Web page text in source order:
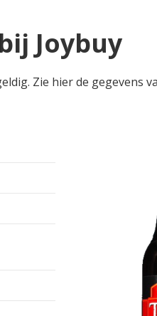
Joybuy
Zie hier de gegevens